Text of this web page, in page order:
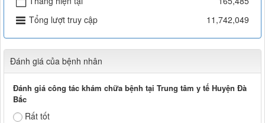
Tổng lượt truy cập
11,742,049
Đánh giá của bệnh nhân
Đánh giá công tác khám chữa bệnh tại Trung tâm y tế Huyện Đà
Bắc
Rất tốt